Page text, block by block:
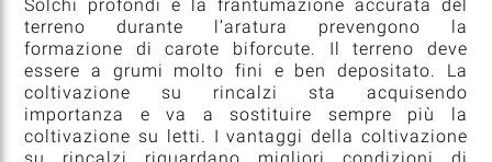
Solchi profondi e la frantumazione accurata del
terreno durante l’aratura prevengono la
formazione di carote biforcute. Il terreno deve
essere a grumi molto fini e ben depositato. La
coltivazione su rincalzi sta acquisendo
importanza e va a sostituire sempre più la
coltivazione su letti. I vantaggi della coltivazione
su rincalzi riguardano migliori condizioni di